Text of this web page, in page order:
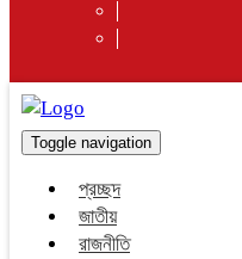
Toggle navigation
প্রচ্ছদ
জাতীয়
রাজনীতি